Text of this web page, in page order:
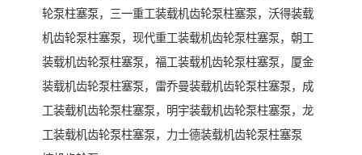
轮泵柱塞泵，三一重工装载机齿轮泵柱塞泵，沃得装载
机齿轮泵柱塞泵，现代重工装载机齿轮泵柱塞泵，朝工
装载机齿轮泵柱塞泵，福工装载机齿轮泵柱塞泵，厦金
装载机齿轮泵柱塞泵，雷乔曼装载机齿轮泵柱塞泵，成
工装载机齿轮泵柱塞泵，明宇装载机齿轮泵柱塞泵，龙
工装载机齿轮泵柱塞泵，力士德装载机齿轮泵柱塞泵